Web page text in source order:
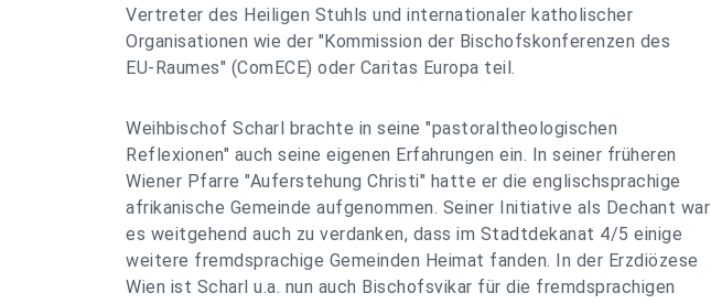
Vertreter des Heiligen Stuhls und internationaler katholischer
Organisationen wie der "Kommission der Bischofskonferenzen des
EU-Raumes" (ComECE) oder Caritas Europa teil.
Weihbischof Scharl brachte in seine "pastoraltheologischen
Reflexionen" auch seine eigenen Erfahrungen ein. In seiner früheren
Wiener Pfarre "Auferstehung Christi" hatte er die englischsprachige
afrikanische Gemeinde aufgenommen. Seiner Initiative als Dechant war
es weitgehend auch zu verdanken, dass im Stadtdekanat 4/5 einige
weitere fremdsprachige Gemeinden Heimat fanden. In der Erzdiözese
Wien ist Scharl u.a. nun auch Bischofsvikar für die fremdsprachigen